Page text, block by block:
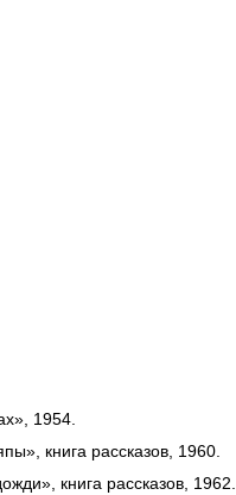
1954.
книга рассказов, 1960.
книга рассказов, 1962.